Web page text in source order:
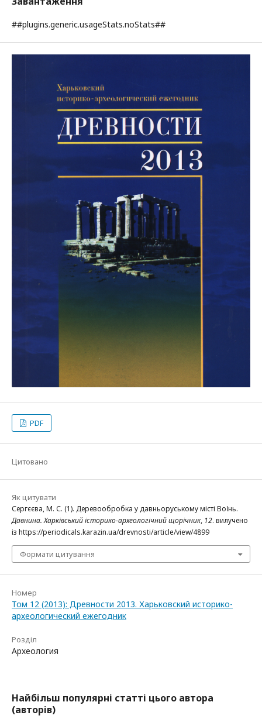
##plugins.generic.usageStats.noStats##
PDF
Цитовано
Як цитувати
Сергєєва, М. С. (1). Деревообробка у давньоруському місті Воїнь.
Давнина. Харківський історико-археологічний щорічник, 12. вилучено
із https://periodicals.karazin.ua/drevnosti/article/view/4899
Формати цитування
Номер
Том 12 (2013): Древности 2013. Харьковский историко-
археологический ежегодник
Розділ
Археология
Найбільш популярні статті цього автора
(авторів)